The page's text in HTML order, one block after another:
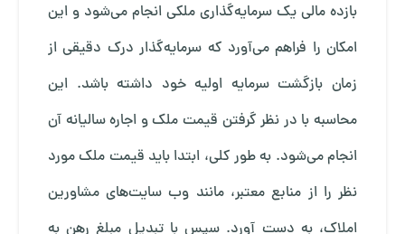
بازده مالی یک سرمایه‌گذاری ملکی انجام می‌شود و این
امکان را فراهم می‌آورد که سرمایه‌گذار درک دقیقی از
زمان بازگشت سرمایه اولیه خود داشته باشد. این
محاسبه با در نظر گرفتن قیمت ملک و اجاره سالیانه آن
انجام می‌شود. به طور کلی، ابتدا باید قیمت ملک مورد
نظر را از منابع معتبر، مانند وب سایت‌های مشاورین
املاک، به دست آورد. سپس با تبدیل مبلغ رهن به